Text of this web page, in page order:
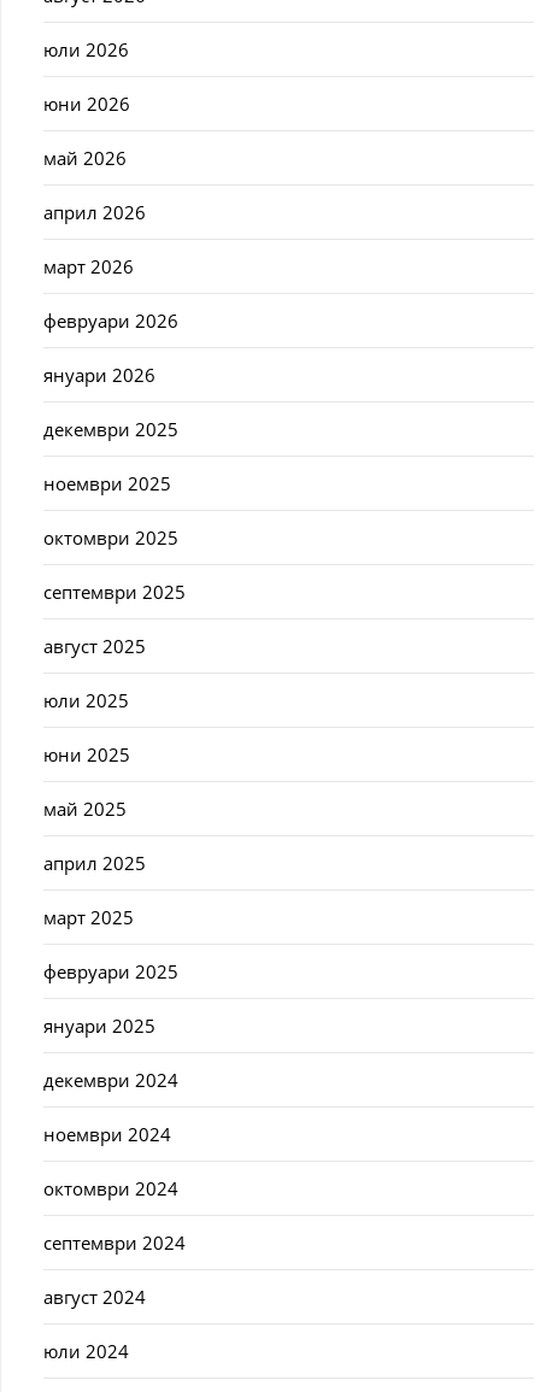
юли 2026
юни 2026
май 2026
април 2026
март 2026
февруари 2026
януари 2026
декември 2025
ноември 2025
октомври 2025
септември 2025
август 2025
юли 2025
юни 2025
май 2025
април 2025
март 2025
февруари 2025
януари 2025
декември 2024
ноември 2024
октомври 2024
септември 2024
август 2024
юли 2024